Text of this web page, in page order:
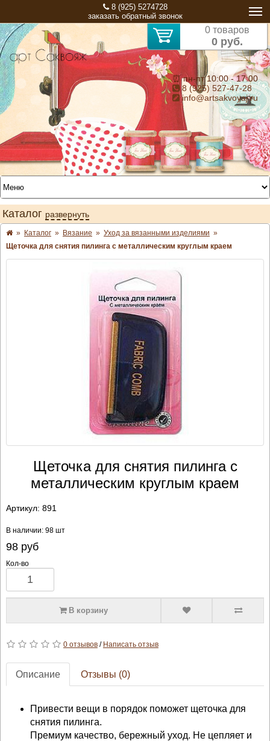
8 (925) 5274728
заказать обратный звонок
0 товаров
0 руб.
⏰ пн-пт 10:00 - 17:00
8 (925) 527-47-28
info@artsakvoyaj.ru
Каталог развернуть
» Каталог » Вязание » Уход за вязанными изделиями »
Щеточка для снятия пилинга с металлическим круглым краем
Щеточка для снятия пилинга с
металлическим круглым краем
Артикул: 891
В наличии: 98 шт
98руб
Кол-во
В корзину
0 отзывов/ Написать отзыв
Описание Отзывы (0)
Привести вещи в порядок поможет щеточка для
снятия пилинга.
Премиум качество, бережный уход. Не цепляет и